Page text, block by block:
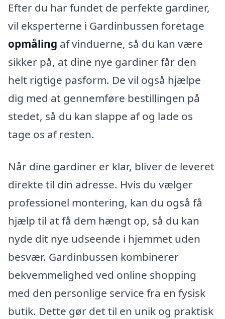
Efter du har fundet de perfekte gardiner,
vil eksperterne i Gardinbussen foretage
opmåling af vinduerne, så du kan være
sikker på, at dine nye gardiner får den
helt rigtige pasform. De vil også hjælpe
dig med at gennemføre bestillingen på
stedet, så du kan slappe af og lade os
tage os af resten.
Når dine gardiner er klar, bliver de leveret
direkte til din adresse. Hvis du vælger
professionel montering, kan du også få
hjælp til at få dem hængt op, så du kan
nyde dit nye udseende i hjemmet uden
besvær. Gardinbussen kombinerer
bekvemmelighed ved online shopping
med den personlige service fra en fysisk
butik. Dette gør det til en unik og praktisk